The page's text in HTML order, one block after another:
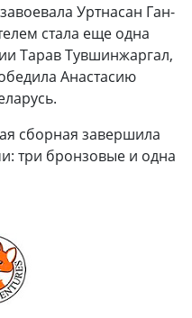
Уртнасан Ган-
стала еще одна
Тарав Тувшинжаргал,
Анастасию
сборная завершила
три бронзовые и одна